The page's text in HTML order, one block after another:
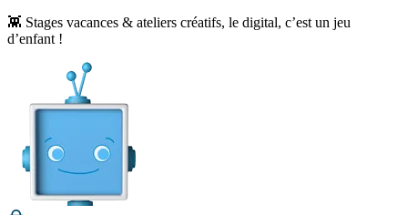
Aller
au
👾 Stages vacances & ateliers créatifs, le digital, c’est un jeu
d’enfant !